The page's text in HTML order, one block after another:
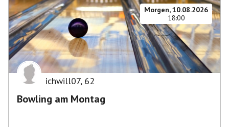
Morgen, 10.08.2026
18:00
ichwill07, 62
Bowling am Montag